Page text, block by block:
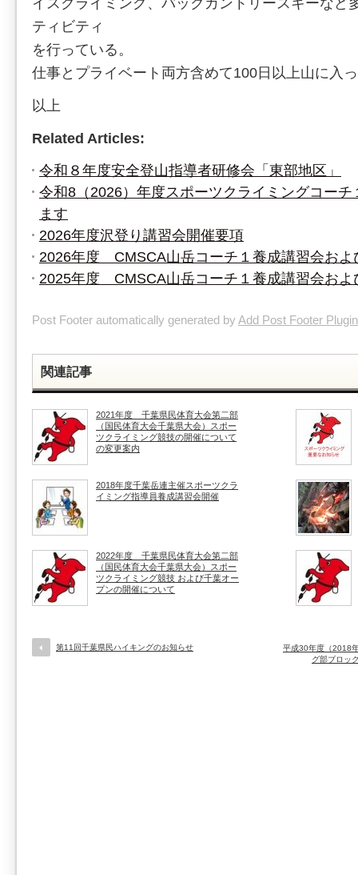
イスクライミング、バックカントリースキーなど
ティビティ
を行っている。
仕事とプライベート両方含めて100日以上山に入
以上
Related Articles:
令和８年度安全登山指導者研修会「東部地区」
令和8（2026）年度スポーツクライミングコー
ます
2026年度沢登り講習会開催要項
2026年度 CMSCA山岳コーチ１養成講習会およ
2025年度 CMSCA山岳コーチ１養成講習会およ
Post Footer automatically generated by Add Post Footer Plugin
関連記事
2021年度 千葉県民体育大会第二部
（国民体育大会千葉県大会）スポー
ツクライミング競技の開催について
の変更案内
2018年度千葉岳連主催スポーツクラ
イミング指導員養成講習会開催
2022年度 千葉県民体育大会第二部
（国民体育大会千葉県大会）スポー
ツクライミング競技 および千葉オー
プンの開催について
第11回千葉県民ハイキングのお知らせ
平成30年度（2018
グ部ブロッ